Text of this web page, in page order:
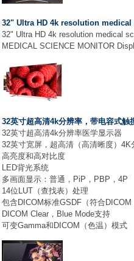
32" Ultra HD 4k resolution
32" Ultra HD 4k resolution
MEDICAL SCIENCE MONITOR
32英寸超高清4k分辨率，带电容式触
32英寸超高清4k分辨率医学显示器
32英寸宽屏，超高清（高清晰度）4K
高亮度和高对比度
LED背光系统
多画面显示：普通，PiP，PBP，4P
14位LUT（查找表）处理
包含DICOM标准GSDF（符合DICOM
DICOM Clear，Blue Mode支持
可变Gamma和DICOM（色温）模式